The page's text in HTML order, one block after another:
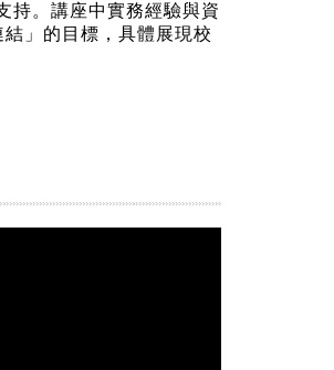
持。講座中實務經驗與資
」的目標，具體展現校